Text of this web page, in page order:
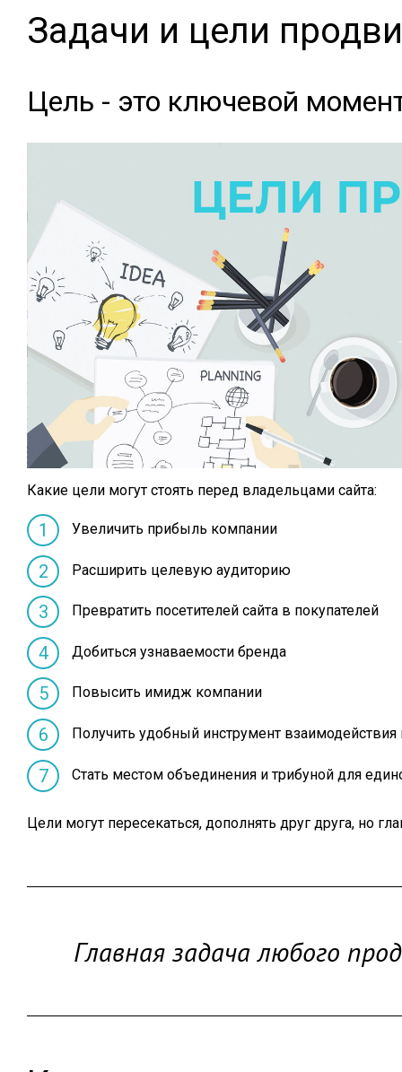
Задачи и цели
Цель - это ключевой
Какие цели могут стоять перед владельцами сайта:
Увеличить прибыль компании
Расширить целевую аудиторию
Превратить посетителей сайта в покупателей
Добиться узнаваемости бренда
Повысить имидж компании
Получить удобный инструмент
Стать местом объединения и трибуной для
Цели могут пересекаться, дополнять друг друга, но
Главная задача любого